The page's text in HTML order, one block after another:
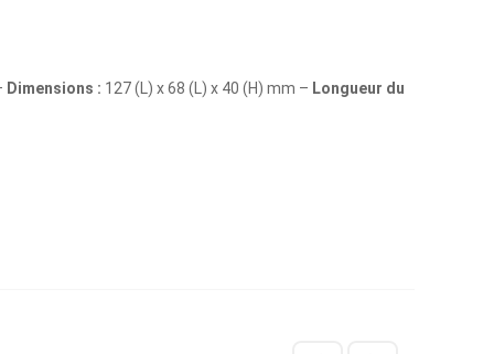
Dimensions : 127 (L) x 68 (L) x 40 (H) mm – Longueur du